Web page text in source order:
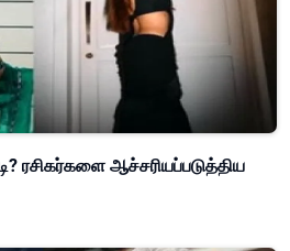
ரசிகர்களை ஆச்சரியப்படுத்திய